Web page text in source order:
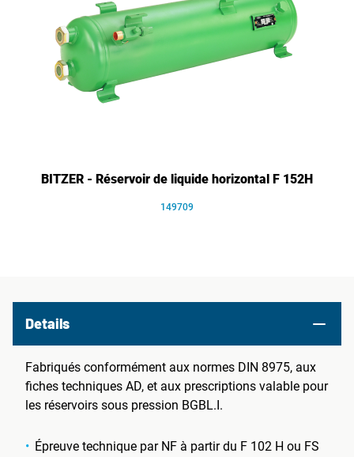
BITZER - Réservoir de liquide horizontal F 152H
149709
Details
Fabriqués conformément aux normes DIN 8975, aux
fiches techniques AD, et aux prescriptions valable pour
les réservoirs sous pression BGBL.I.
Épreuve technique par NF à partir du F 102 H ou FS